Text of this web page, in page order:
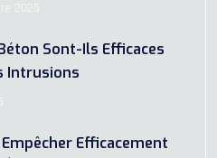
2025
Sont-Ils Efficaces
Intrusions
Efficacement